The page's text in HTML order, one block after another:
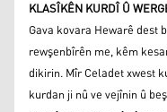
KLASÎKÊN KURDÎ Û
Gava kovara Hewarê dest
rewşenbîrên me, kêm
dikirin. Mîr Celadet xwest
kurdan ji nû ve vejînin û